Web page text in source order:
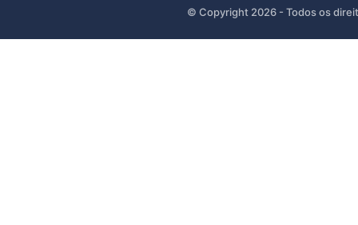
© Copyright 2026 - Todos os